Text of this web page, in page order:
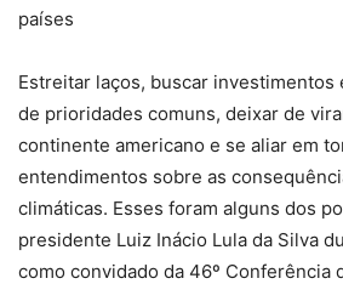
países
Estreitar laços, buscar investimentos
de prioridades comuns, deixar de
continente americano e se aliar em
entendimentos sobre as
climáticas. Esses foram alguns dos
presidente Luiz Inácio Lula da Silva
como convidado da 46º Conferência